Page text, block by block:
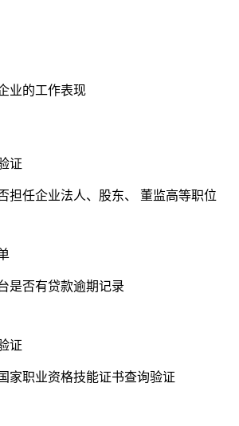
业的工作表现
证
担任企业法人、股东、 董监高等职位
是否有贷款逾期记录
证
家职业资格技能证书查询验证